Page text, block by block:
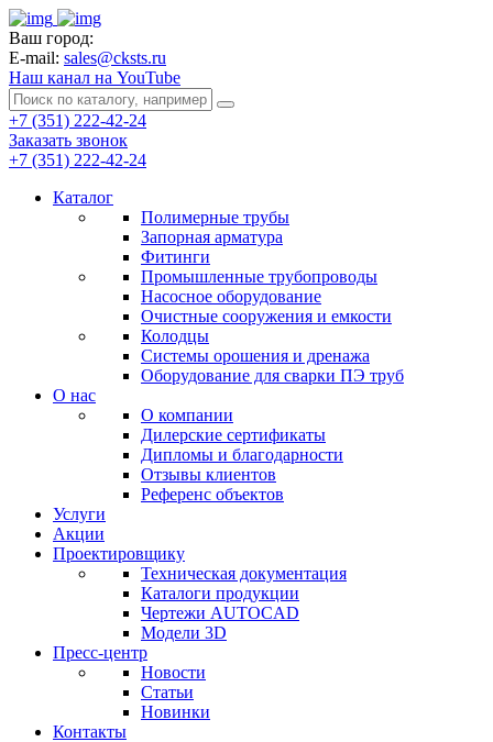
Ваш город:
E-mail: sales@cksts.ru
Наш канал на YouTube
+7 (351) 222-42-24
Заказать звонок
+7 (351) 222-42-24
Каталог
Полимерные трубы
Запорная арматура
Фитинги
Промышленные трубопроводы
Насосное оборудование
Очистные сооружения и емкости
Колодцы
Системы орошения и дренажа
Оборудование для сварки ПЭ труб
О нас
О компании
Дилерские сертификаты
Дипломы и благодарности
Отзывы клиентов
Референс объектов
Услуги
Акции
Проектировщику
Техническая документация
Каталоги продукции
Чертежи AUTOCAD
Модели 3D
Пресс-центр
Новости
Статьи
Новинки
Контакты